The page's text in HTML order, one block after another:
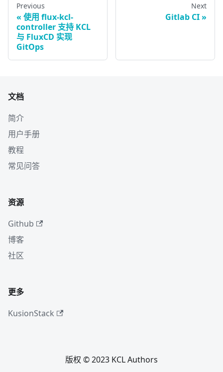
Previous
使用 flux-kcl-
controller 支持 KCL
与 FluxCD 实现
GitOps
Next
Gitlab CI
文档
简介
用户手册
教程
常见问答
资源
Github
博客
社区
更多
KusionStack
版权 © 2023 KCL Authors